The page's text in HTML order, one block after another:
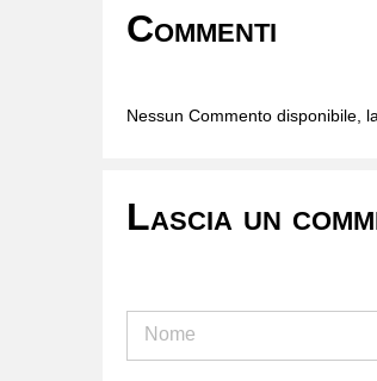
Commenti
Nessun Commento disponibile,
Lascia un